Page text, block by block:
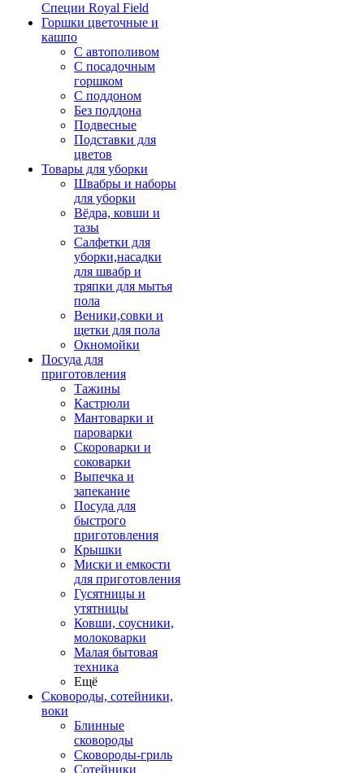
Специи Royal Field
Горшки цветочные и
кашпо
С автополивом
С посадочным
горшком
С поддоном
Без поддона
Подвесные
Подставки для
цветов
Товары для уборки
Швабры и наборы
для уборки
Вёдра, ковши и
тазы
Салфетки для
уборки,насадки
для швабр и
тряпки для мытья
пола
Веники,совки и
щетки для пола
Окномойки
Посуда для
приготовления
Тажины
Кастрюли
Мантоварки и
пароварки
Скороварки и
соковарки
Выпечка и
запекание
Посуда для
быстрого
приготовления
Крышки
Миски и емкости
для приготовления
Гусятницы и
утятницы
Ковши, соусники,
молоковарки
Малая бытовая
техника
Ещё
Сковороды, сотейники,
воки
Блинные
сковороды
Сковороды-гриль
Сотейники